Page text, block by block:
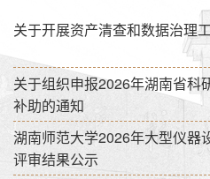
关于开展资产清查和数据治理
关于组织申报2026年湖南省科
补助的通知
湖南师范大学2026年大型仪器
评审结果公示